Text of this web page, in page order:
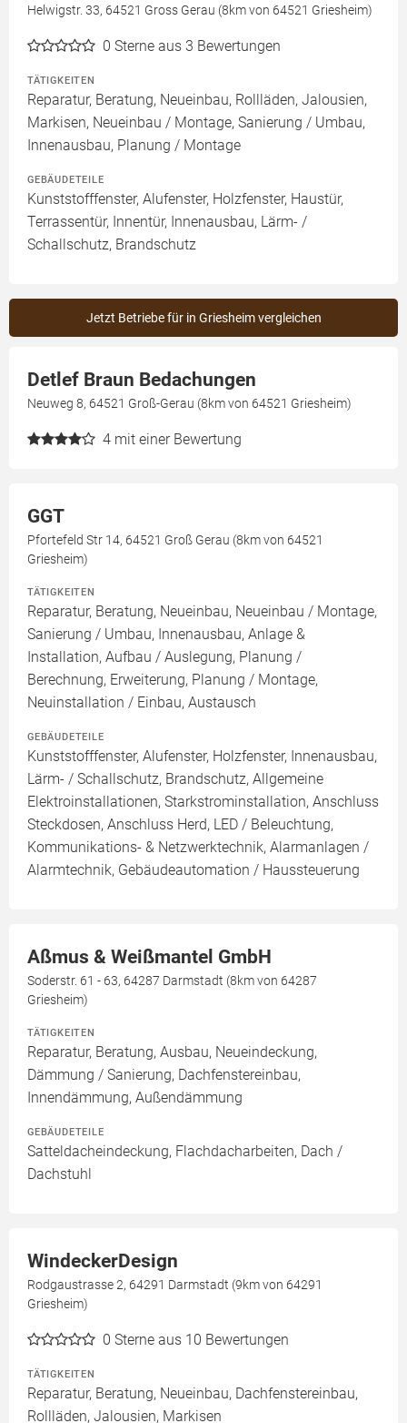
Helwigstr. 33, 64521 Gross Gerau (8km von 64521 Griesheim)
0 Sterne aus 3 Bewertungen
TÄTIGKEITEN
Reparatur, Beratung, Neueinbau, Rollläden, Jalousien,
Markisen, Neueinbau / Montage, Sanierung / Umbau,
Innenausbau, Planung / Montage
GEBÄUDETEILE
Kunststofffenster, Alufenster, Holzfenster, Haustür,
Terrassentür, Innentür, Innenausbau, Lärm- /
Schallschutz, Brandschutz
Jetzt Betriebe für in Griesheim vergleichen
Detlef Braun Bedachungen
Neuweg 8, 64521 Groß-Gerau (8km von 64521 Griesheim)
4 mit einer Bewertung
GGT
Pfortefeld Str 14, 64521 Groß Gerau (8km von 64521
Griesheim)
TÄTIGKEITEN
Reparatur, Beratung, Neueinbau, Neueinbau / Montage,
Sanierung / Umbau, Innenausbau, Anlage &
Installation, Aufbau / Auslegung, Planung /
Berechnung, Erweiterung, Planung / Montage,
Neuinstallation / Einbau, Austausch
GEBÄUDETEILE
Kunststofffenster, Alufenster, Holzfenster, Innenausbau,
Lärm- / Schallschutz, Brandschutz, Allgemeine
Elektroinstallationen, Starkstrominstallation, Anschluss
Steckdosen, Anschluss Herd, LED / Beleuchtung,
Kommunikations- & Netzwerktechnik, Alarmanlagen /
Alarmtechnik, Gebäudeautomation / Haussteuerung
Aßmus & Weißmantel GmbH
Soderstr. 61 - 63, 64287 Darmstadt (8km von 64287
Griesheim)
TÄTIGKEITEN
Reparatur, Beratung, Ausbau, Neueindeckung,
Dämmung / Sanierung, Dachfenstereinbau,
Innendämmung, Außendämmung
GEBÄUDETEILE
Satteldacheindeckung, Flachdacharbeiten, Dach /
Dachstuhl
WindeckerDesign
Rodgaustrasse 2, 64291 Darmstadt (9km von 64291
Griesheim)
0 Sterne aus 10 Bewertungen
TÄTIGKEITEN
Reparatur, Beratung, Neueinbau, Dachfenstereinbau,
Rollläden, Jalousien, Markisen